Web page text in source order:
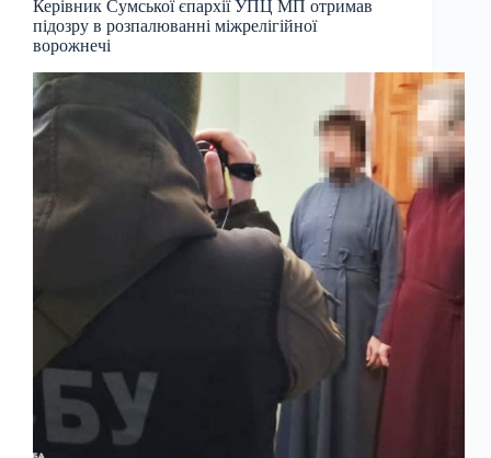
Керівник Сумської єпархії УПЦ МП отримав
підозру в розпалюванні міжрелігійної
ворожнечі